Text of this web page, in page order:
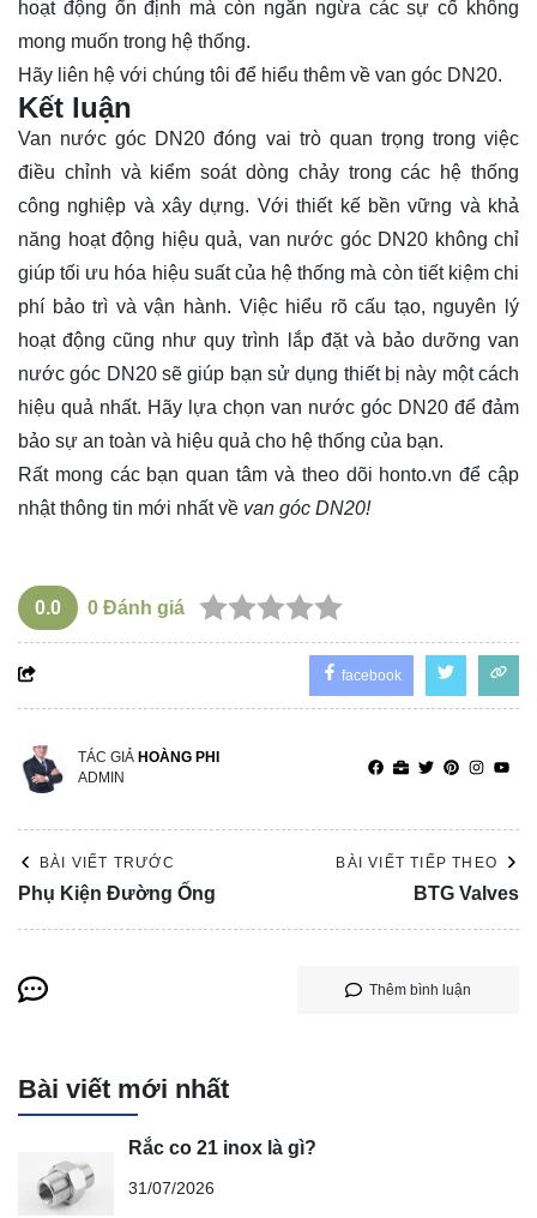
hoạt động ổn định mà còn ngăn ngừa các sự cố không
mong muốn trong hệ thống.
Hãy liên hệ với chúng tôi để hiểu thêm về van góc DN20.
Kết luận
Van nước góc DN20 đóng vai trò quan trọng trong việc
điều chỉnh và kiểm soát dòng chảy trong các hệ thống
công nghiệp và xây dựng. Với thiết kế bền vững và khả
năng hoạt động hiệu quả, van nước góc DN20 không chỉ
giúp tối ưu hóa hiệu suất của hệ thống mà còn tiết kiệm chi
phí bảo trì và vận hành. Việc hiểu rõ cấu tạo, nguyên lý
hoạt động cũng như quy trình lắp đặt và bảo dưỡng van
nước góc DN20 sẽ giúp bạn sử dụng thiết bị này một cách
hiệu quả nhất. Hãy lựa chọn van nước góc DN20 để đảm
bảo sự an toàn và hiệu quả cho hệ thống của bạn.
Rất mong các bạn quan tâm và theo dõi honto.vn để cập
nhật thông tin mới nhất về van góc DN20!
0.0 0 Đánh giá
facebook
TÁC GIẢ HOÀNG PHI
ADMIN
BÀI VIẾT TRƯỚC
Phụ Kiện Đường Ống
BÀI VIẾT TIẾP THEO
BTG Valves
Thêm bình luận
Bài viết mới nhất
Rắc co 21 inox là gì?
31/07/2026